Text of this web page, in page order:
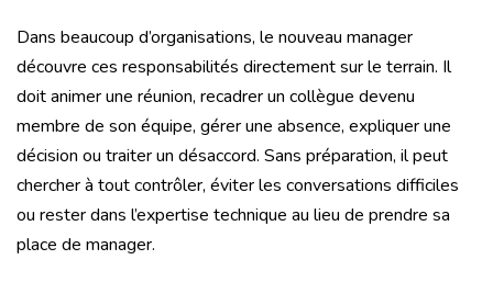
Dans beaucoup d’organisations, le nouveau manager
découvre ces responsabilités directement sur le terrain. Il
doit animer une réunion, recadrer un collègue devenu
membre de son équipe, gérer une absence, expliquer une
décision ou traiter un désaccord. Sans préparation, il peut
chercher à tout contrôler, éviter les conversations difficiles
ou rester dans l’expertise technique au lieu de prendre sa
place de manager.